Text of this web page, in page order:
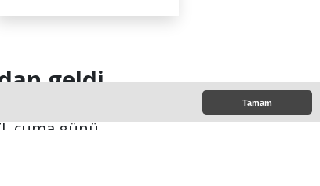
Tamam
geldi
cuma günü